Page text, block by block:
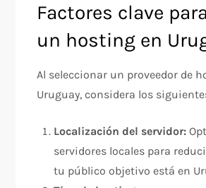
Factores clave
un hosting en
Al seleccionar un proveedor de
Uruguay, considera los
Localización del servidor:
servidores locales para
tu público objetivo está en